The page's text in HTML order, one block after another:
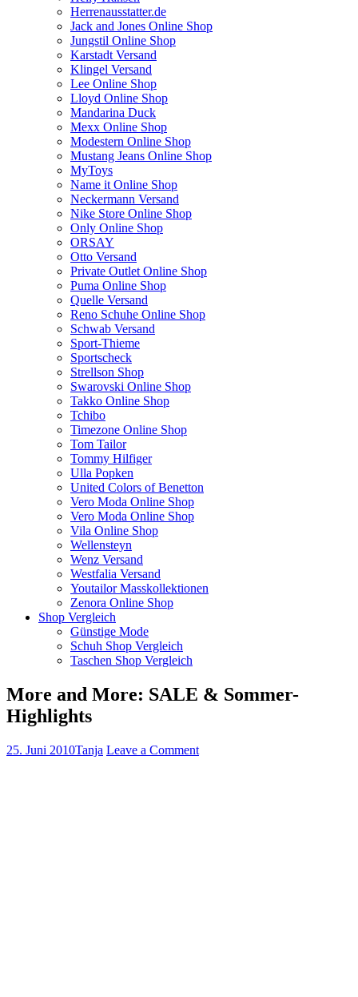
Herrenausstatter.de
Jack and Jones Online Shop
Jungstil Online Shop
Karstadt Versand
Klingel Versand
Lee Online Shop
Lloyd Online Shop
Mandarina Duck
Mexx Online Shop
Modestern Online Shop
Mustang Jeans Online Shop
MyToys
Name it Online Shop
Neckermann Versand
Nike Store Online Shop
Only Online Shop
ORSAY
Otto Versand
Private Outlet Online Shop
Puma Online Shop
Quelle Versand
Reno Schuhe Online Shop
Schwab Versand
Sport-Thieme
Sportscheck
Strellson Shop
Swarovski Online Shop
Takko Online Shop
Tchibo
Timezone Online Shop
Tom Tailor
Tommy Hilfiger
Ulla Popken
United Colors of Benetton
Vero Moda Online Shop
Vero Moda Online Shop
Vila Online Shop
Wellensteyn
Wenz Versand
Westfalia Versand
Youtailor Masskollektionen
Zenora Online Shop
Shop Vergleich
Günstige Mode
Schuh Shop Vergleich
Taschen Shop Vergleich
More and More: SALE & Sommer-
Highlights
25. Juni 2010Tanja Leave a Comment